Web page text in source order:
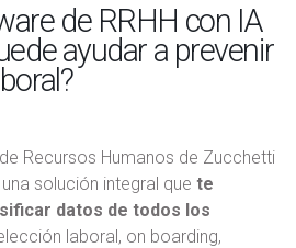
de RRHH con IA
ayudar a prevenir
Recursos Humanos de Zucchetti
solución integral que te
datos de todos los
laboral, on boarding,